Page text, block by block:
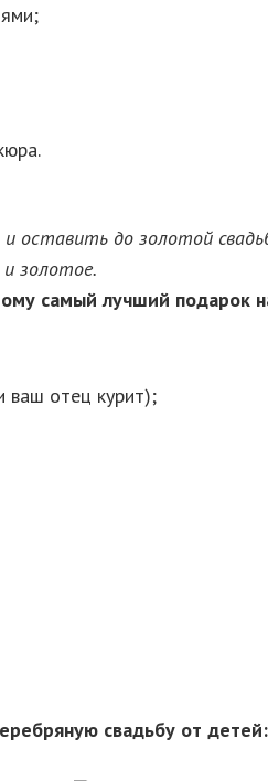
оставить до золотой
золотое.
самый лучший подарок
ваш отец курит);
свадьбу от детей: